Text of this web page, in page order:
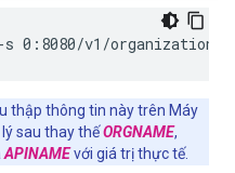
0:8080/v1/organizations/
thập thông tin này trên Máy
sau thay thếORGNAME,
APINAMEvới giá trị thực tế.